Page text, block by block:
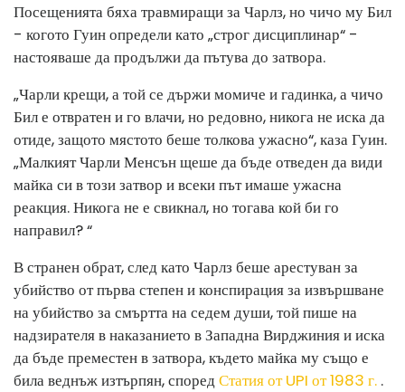
Посещенията бяха травмиращи за Чарлз, но чичо му Бил
- когото Гуин определи като „строг дисциплинар“ -
настояваше да продължи да пътува до затвора.
„Чарли крещи, а той се държи момиче и гадинка, а чичо
Бил е отвратен и го влачи, но редовно, никога не иска да
отиде, защото мястото беше толкова ужасно“, каза Гуин.
„Малкият Чарли Менсън щеше да бъде отведен да види
майка си в този затвор и всеки път имаше ужасна
реакция. Никога не е свикнал, но тогава кой би го
направил? “
В странен обрат, след като Чарлз беше арестуван за
убийство от първа степен и конспирация за извършване
на убийство за смъртта на седем души, той пише на
надзирателя в наказанието в Западна Вирджиния и иска
да бъде преместен в затвора, където майка му също е
била веднъж изтърпян, споредСтатия от UPI от 1983 г. .